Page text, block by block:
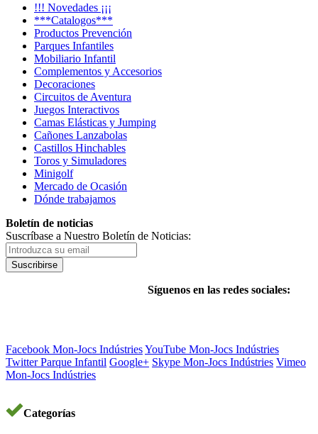
!!! Novedades ¡¡¡
***Catalogos***
Productos Prevención
Parques Infantiles
Mobiliario Infantil
Complementos y Accesorios
Decoraciones
Circuitos de Aventura
Juegos Interactivos
Camas Elásticas y Jumping
Cañones Lanzabolas
Castillos Hinchables
Toros y Simuladores
Minigolf
Mercado de Ocasión
Dónde trabajamos
Boletín de noticias
Suscríbase a Nuestro Boletín de Noticias:
Suscribirse
Síguenos en las redes sociales:
Facebook Mon-Jocs IndústriesYouTube Mon-Jocs Indústries
Twitter Parque Infantil Google+ Skype Mon-Jocs Indústries Vimeo
Mon-Jocs Indústries
Categorías